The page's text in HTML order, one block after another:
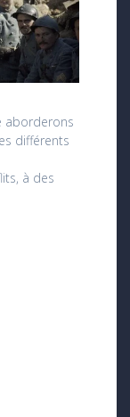
aborderons
différents
à des